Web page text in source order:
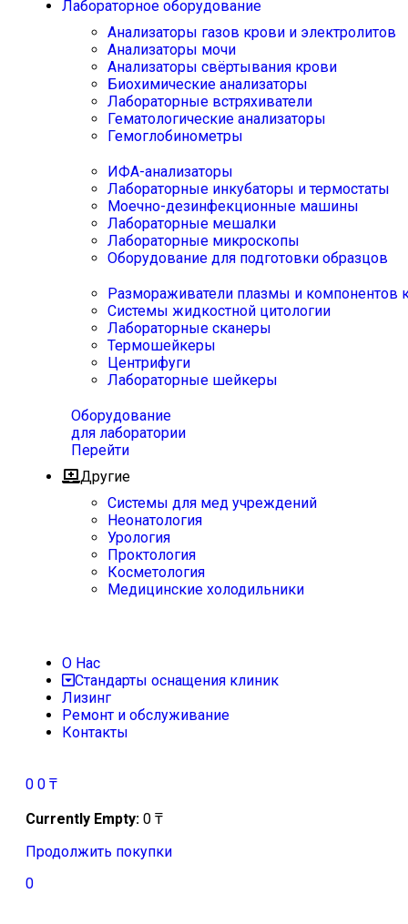
Лабораторное оборудование
Анализаторы газов крови и электролитов
Анализаторы мочи
Анализаторы свёртывания крови
Биохимические анализаторы
Лабораторные встряхиватели
Гематологические анализаторы
Гемоглобинометры
ИФА-анализаторы
Лабораторные инкубаторы и термостаты
Моечно-дезинфекционные машины
Лабораторные мешалки
Лабораторные микроскопы
Оборудование для подготовки образцов
Размораживатели плазмы и компонентов
Системы жидкостной цитологии
Лабораторные сканеры
Термошейкеры
Центрифуги
Лабораторные шейкеры
Оборудование
для лаборатории
Перейти
Другие
Системы для мед учреждений
Неонатология
Урология
Проктология
Косметология
Медицинские холодильники
О Нас
Стандарты оснащения клиник
Лизинг
Ремонт и обслуживание
Контакты
0 0 ₸
Currently Empty: 0 ₸
Продолжить покупки
0